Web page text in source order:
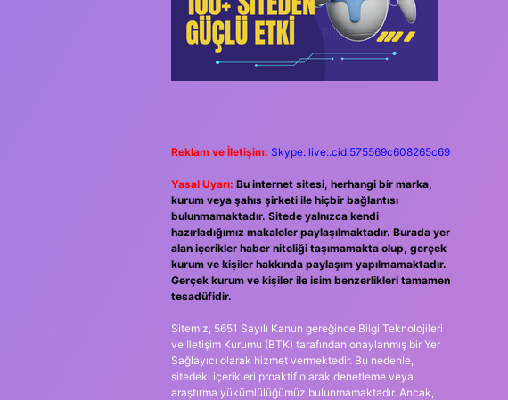
Reklam ve İletişim: Skype: live:.cid.575569c608265c69
Yasal Uyarı: Bu internet sitesi, herhangi bir marka,
kurum veya şahıs şirketi ile hiçbir bağlantısı
bulunmamaktadır. Sitede yalnızca kendi
hazırladığımız makaleler paylaşılmaktadır. Burada yer
alan içerikler haber niteliği taşımamakta olup, gerçek
kurum ve kişiler hakkında paylaşım yapılmamaktadır.
Gerçek kurum ve kişiler ile isim benzerlikleri tamamen
tesadüfidir.
Sitemiz, 5651 Sayılı Kanun gereğince Bilgi Teknolojileri
ve İletişim Kurumu (BTK) tarafından onaylanmış bir Yer
Sağlayıcı olarak hizmet vermektedir. Bu nedenle,
sitedeki içerikleri proaktif olarak denetleme veya
araştırma yükümlülüğümüz bulunmamaktadır. Ancak,